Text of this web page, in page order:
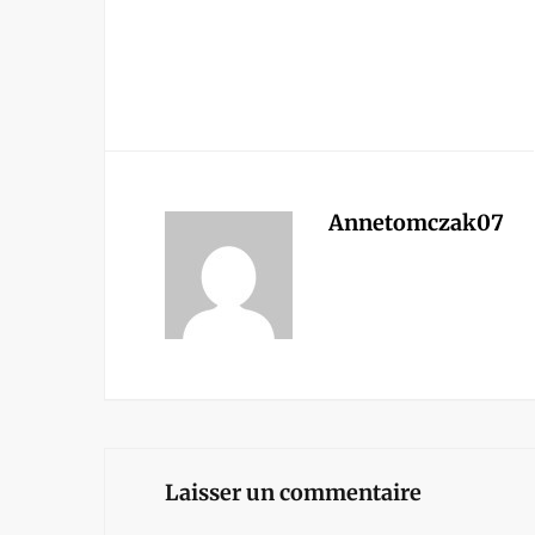
Annetomczak07
Laisser un commentaire